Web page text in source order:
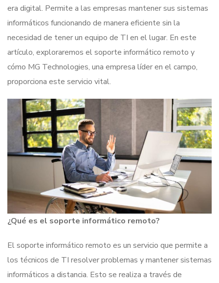
era digital. Permite a las empresas mantener sus sistemas
informáticos funcionando de manera eficiente sin la
necesidad de tener un equipo de TI en el lugar. En este
artículo, exploraremos el soporte informático remoto y
cómo MG Technologies, una empresa líder en el campo,
proporciona este servicio vital.
¿Qué es el soporte informático remoto?
El soporte informático remoto es un servicio que permite a
los técnicos de TI resolver problemas y mantener sistemas
informáticos a distancia. Esto se realiza a través de